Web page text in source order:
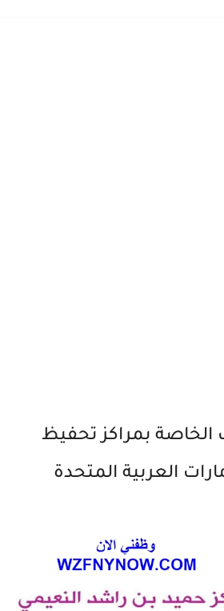
الخاصة بمراكز تحفيظ
العربية المتحدة